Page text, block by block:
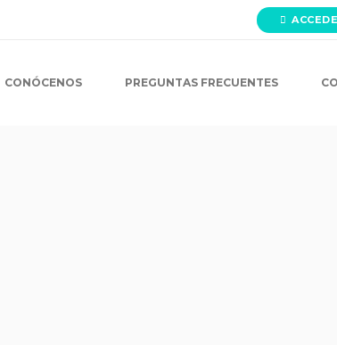
CONÓCENOS PREGUNTAS FRECUENTES